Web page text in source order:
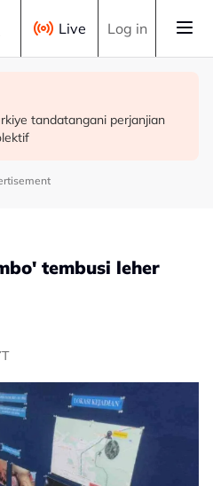
Live Log in
arah henti
White House bernilai
sampaikan dasar
Johari
tandatangani perjanjian
tembusi leher